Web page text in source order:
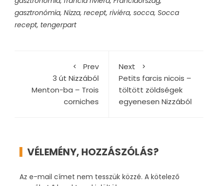
gasztronómia, Nizza, recept, riviéra, socca, Socca
recept, tengerpart
Prev
3 út Nizzából
Menton-ba – Trois
corniches
Next
Petits farcis nicois –
töltött zöldségek
egyenesen Nizzából
VÉLEMÉNY, HOZZÁSZÓLÁS?
Az e-mail címet nem tesszük közzé. A kötelező